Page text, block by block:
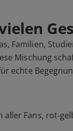
Familien,
Mischung
echte
aller Fans,